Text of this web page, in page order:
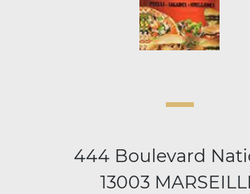
444 Boulevard
13003